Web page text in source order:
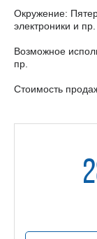
Окружение:
электроники и пр.
Возможное
пр.
Стоимость